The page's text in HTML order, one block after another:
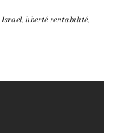
Israël,liberté rentabilité,